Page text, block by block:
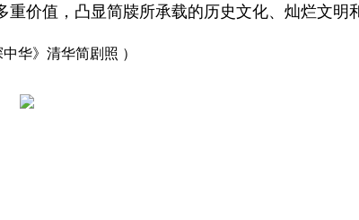
价值，凸显简牍所承载的历史文化、灿烂文明
中华》清华简剧照 ）